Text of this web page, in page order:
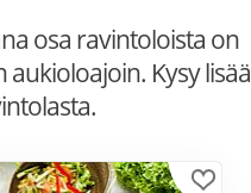
osa ravintoloista on
Kysy lisää